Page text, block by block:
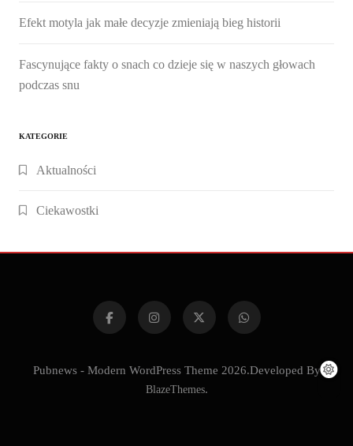
Efekt motyla jak małe decyzje zmieniają bieg historii
Fascynujące fakty o snach co dzieje się w naszych głowach
podczas snu
KATEGORIE
Aktualności
Ciekawostki
Pubnews - Modern WordPress Theme 2026.Developed By
BlazeThemes.